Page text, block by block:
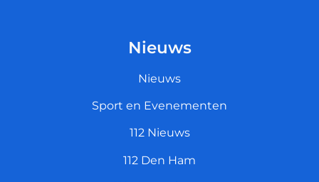
Nieuws
Nieuws
Sport en Evenementen
112 Nieuws
112 Den Ham